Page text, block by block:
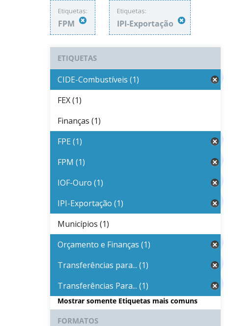
Etiquetas:
FPM
Etiquetas:
IPI-Exportação
ETIQUETAS
CIDE-Combustíveis (1)
FEX (1)
Finanças (1)
FPE (1)
FPM (1)
IOF-Ouro (1)
IPI-Exportação (1)
Municípios (1)
Orçamento e Finanças (1)
Transferências para... (1)
Transferências Para... (1)
Mostrar somente Etiquetas mais comuns
FORMATOS